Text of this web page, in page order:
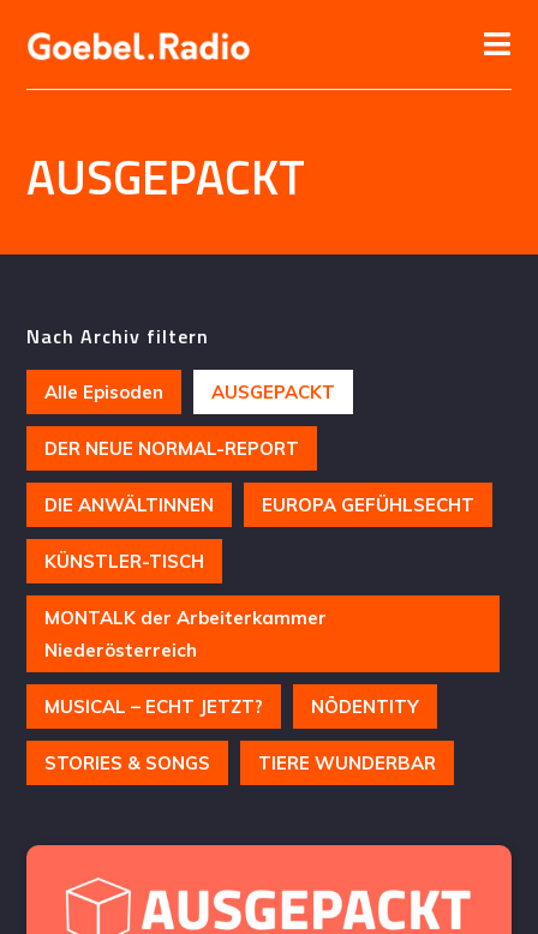
AUSGEPACKT
Nach Archiv filtern
Alle Episoden AUSGEPACKT
DER NEUE NORMAL-REPORT
DIE ANWÄLTINNEN EUROPA GEFÜHLSECHT
KÜNSTLER-TISCH
MONTALK der Arbeiterkammer
Niederösterreich
MUSICAL – ECHT JETZT? NÖDENTITY
STORIES & SONGS TIERE WUNDERBAR